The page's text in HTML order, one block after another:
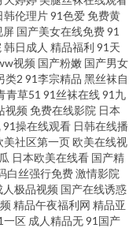
韩伦理片91色爱免费黄
屏 国产美女在线免费91
韩日成人 精品福利 91天
视频 国产粉嫩 国产男女
类2 91李宗精品 黑丝袜自
青草51 91丝袜在线91九
视频 免费在线影院 日本
91操在线观看 日韩在线播
美社区第一页欧美在线视
日本欧美在线看 国产精
白丝强行免费激情影院
人极品视频 国产在线诱惑
精品午夜福利网 精品亚
一区 成人精品无91国产